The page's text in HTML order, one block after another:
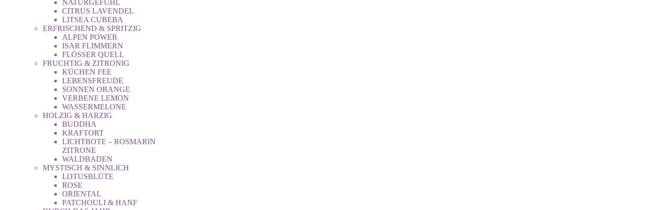
NATURGEFÜHL
CITRUS LAVENDEL
LITSEA CUBEBA
ERFRISCHEND & SPRITZIG
ALPEN POWER
ISAR FLIMMERN
FLÖSSER QUELL
FRUCHTIG & ZITRONIG
KÜCHEN FEE
LEBENSFREUDE
SONNEN ORANGE
VERBENE LEMON
WASSERMELONE
HOLZIG & HARZIG
BUDDHA
KRAFTORT
LICHTBOTE – ROSMARIN
ZITRONE
WALDBADEN
MYSTISCH & SINNLICH
LOTUSBLÜTE
ROSE
ORIENTAL
PATCHOULI & HANF